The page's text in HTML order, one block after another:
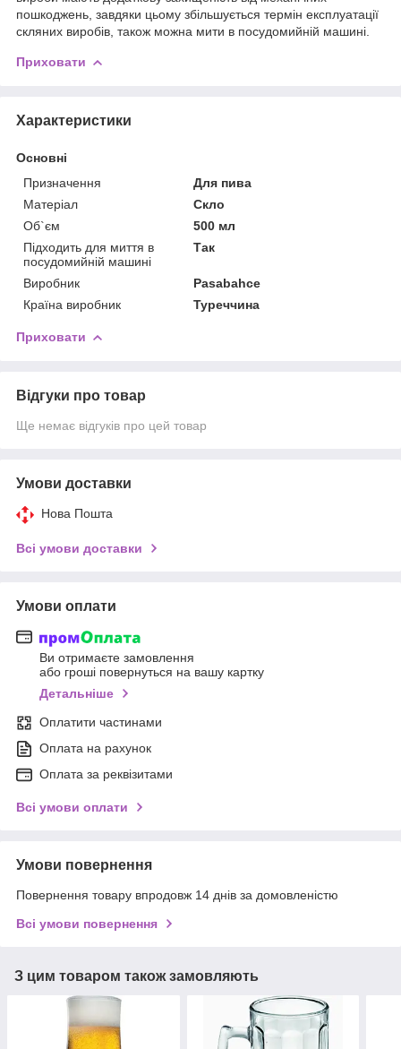
пошкоджень, завдяки цьому збільшується термін експлуатації
скляних виробів, також можна мити в посудомийній машині.
Приховати
Характеристики
Основні
Призначення
Для пива
Матеріал
Скло
Об`єм
500 мл
Підходить для миття в
посудомийній машині
Так
Виробник
Pasabahce
Країна виробник
Туреччина
Приховати
Відгуки про товар
Ще немає відгуків про цей товар
Умови доставки
Нова Пошта
Всі умови доставки
Умови оплати
Ви отримаєте замовлення
або гроші повернуться на вашу картку
Детальніше
Оплатити частинами
Оплата на рахунок
Оплата за реквізитами
Всі умови оплати
Умови повернення
Повернення товару впродовж 14 днів за домовленістю
Всі умови повернення
З цим товаром також замовляють